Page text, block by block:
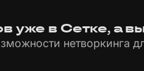
уже в Сетке, а
нетворкинга